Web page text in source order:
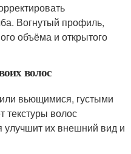
Вогнутый профиль,
объёма и открытого
волос
вьющимися, густыми
текстуры волос
улучшит их внешний вид и